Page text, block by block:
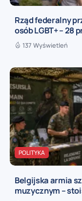
Rząd federalny
osób LGBT+ – 28
137 Wyświetleń
POLITYKA
Belgijska armia
muzycznym –